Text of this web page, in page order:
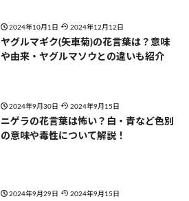
2024年10月1日 2024年12月12日
ヤグルマギク(矢車菊)の花言葉は？意味
や由来・ヤグルマソウとの違いも紹介
2024年9月30日 2024年9月15日
ニゲラの花言葉は怖い？白・青など色別
の意味や毒性について解説！
2024年9月29日 2024年9月15日